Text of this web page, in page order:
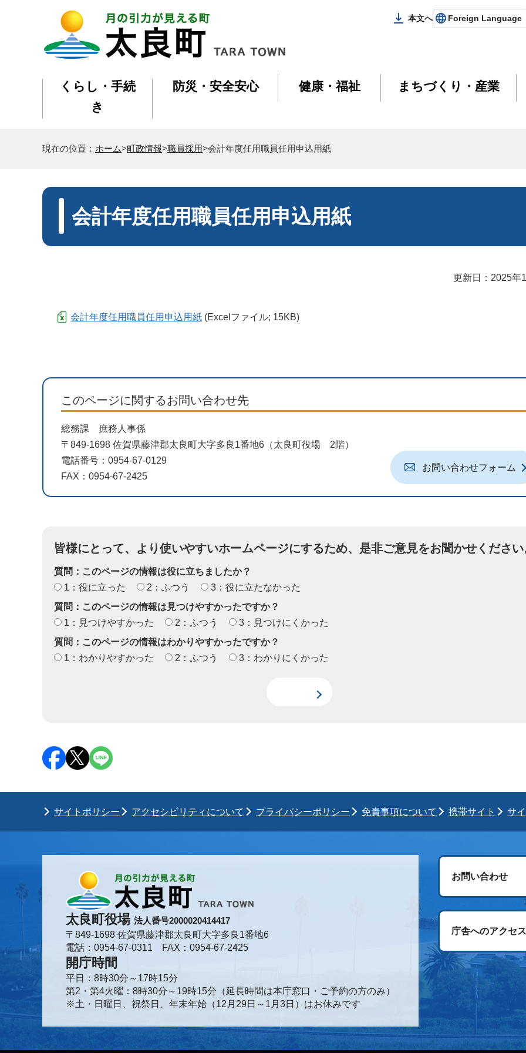
本文へ Foreign Language
くらし・手続
き
防災・安全安心 健康・福祉 まちづくり・産業
現在の位置： ホーム>町政情報>職員採用>会計年度任用職員任用申込用紙
会計年度任用職員任用申込用紙
更新日：2025年
会計年度任用職員任用申込用紙 (Excelファイル; 15KB)
このページに関するお問い合わせ先
総務課 庶務人事係
〒849-1698 佐賀県藤津郡太良町大字多良1番地6（太良町役場 2階）
電話番号：0954-67-0129
FAX：0954-67-2425
お問い合わせフォーム
皆様にとって、より使いやすいホームページにするため、是非ご意見をお聞かせください
質問：このページの情報は役に立ちましたか？
1：役に立った
2：ふつう
3：役に立たなかった
質問：このページの情報は見つけやすかったですか？
1：見つけやすかった
2：ふつう
3：見つけにくかった
質問：このページの情報はわかりやすかったですか？
1：わかりやすかった
2：ふつう 3：わかりにくかった
サイトポリシー アクセシビリティについて プライバシーポリシー 免責事項について 携帯サイト サ
太良町役場 法人番号2000020414417
〒849-1698 佐賀県藤津郡太良町大字多良1番地6
電話：0954-67-0311 FAX：0954-67-2425
開庁時間
平日：8時30分～17時15分
第2・第4火曜：8時30分～19時15分（延長時間は本庁窓口・ご予約の方のみ）
※土・日曜日、祝祭日、年末年始（12月29日～1月3日）はお休みです
お問い合わせ
庁舎へのアクセス